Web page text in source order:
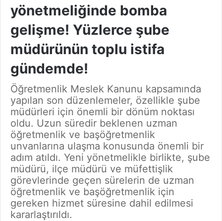
yönetmeliğinde bomba
gelişme! Yüzlerce şube
müdürünün toplu istifa
gündemde!
Öğretmenlik Meslek Kanunu kapsamında
yapılan son düzenlemeler, özellikle şube
müdürleri için önemli bir dönüm noktası
oldu. Uzun süredir beklenen uzman
öğretmenlik ve başöğretmenlik
unvanlarına ulaşma konusunda önemli bir
adım atıldı. Yeni yönetmelikle birlikte, şube
müdürü, ilçe müdürü ve müfettişlik
görevlerinde geçen sürelerin de uzman
öğretmenlik ve başöğretmenlik için
gereken hizmet süresine dahil edilmesi
kararlaştırıldı.